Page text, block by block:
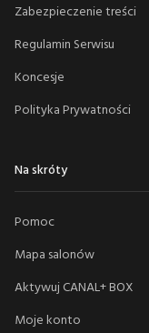
Zabezpieczenie treści
Regulamin Serwisu
Koncesje
Polityka Prywatności
Na skróty
Pomoc
Mapa salonów
Aktywuj CANAL+ BOX
Moje konto